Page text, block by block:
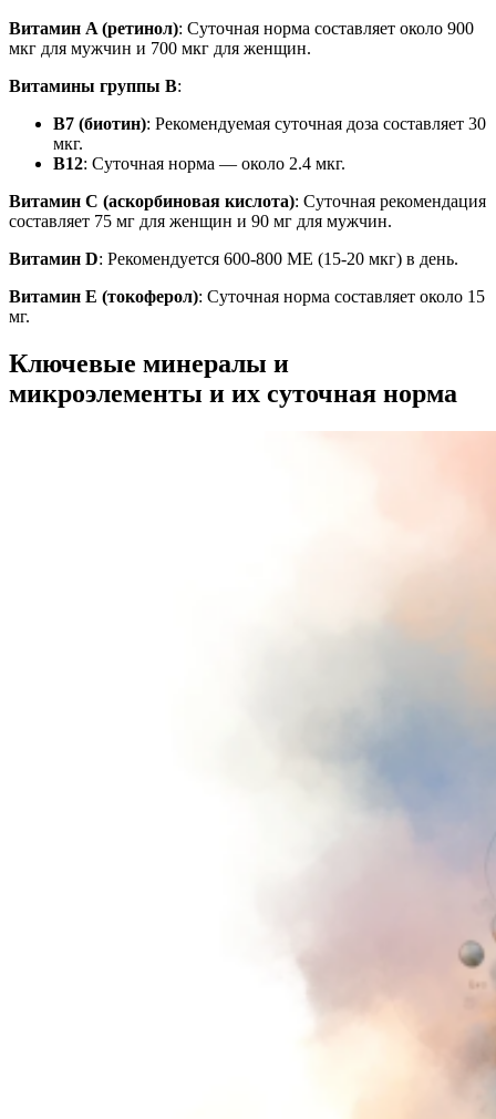
Витамин A (ретинол): Суточная норма составляет около 900
мкг для мужчин и 700 мкг для женщин.
Витамины группы B:
B7 (биотин): Рекомендуемая суточная доза составляет 30
мкг.
B12: Суточная норма — около 2.4 мкг.
Витамин C (аскорбиновая кислота): Суточная рекомендация
составляет 75 мг для женщин и 90 мг для мужчин.
Витамин D: Рекомендуется 600-800 МЕ (15-20 мкг) в день.
Витамин E (токоферол): Суточная норма составляет около 15
мг.
Ключевые минералы и
микроэлементы и их суточная норма